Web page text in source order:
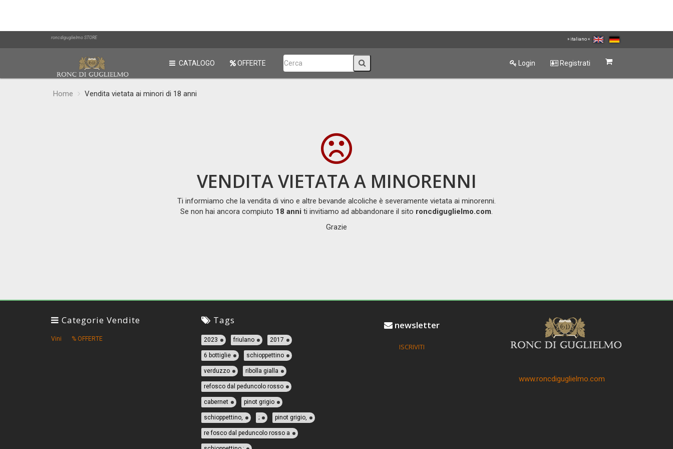
roncdiguglielmo STORE » italiano «
CATALOGO OFFERTE Login Registrati
Home Vendita vietata ai minori di 18 anni
VENDITA VIETATA A MINORENNI
Ti informiamo che la vendita di vino e altre bevande alcoliche è severamente vietata ai minorenni.
Se non hai ancora compiuto 18 anni ti invitiamo ad abbandonare il sito roncdiguglielmo.com.
Grazie
Categorie Vendite
Vini % OFFERTE
Tags
2023 friulano 2017
6 bottiglie schioppettino
verduzzo ribolla gialla
refosco dal peduncolo rosso
cabernet pinot grigio
schioppettino, ; pinot grigio,
re fosco dal peduncolo rosso a
newsletter
ISCRIVITI
www.roncdiguglielmo.com